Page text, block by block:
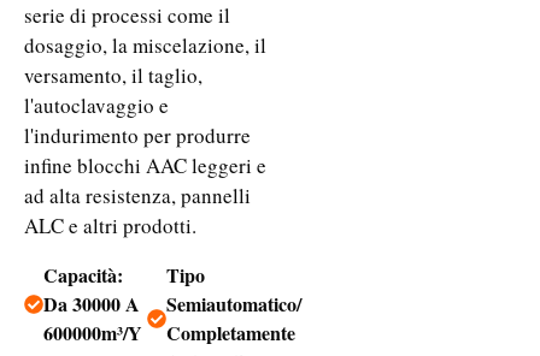
serie di processi come il
dosaggio, la miscelazione, il
versamento, il taglio,
l'autoclavaggio e
l'indurimento per produrre
infine blocchi AAC leggeri e
ad alta resistenza, pannelli
ALC e altri prodotti.
Capacità:
Da 30000 A
600000m³/Y
Tipo
Semiautomatico/
Completamente